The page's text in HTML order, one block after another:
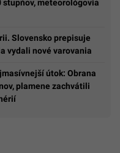
stupňov, meteorológovia
Slovensko prepisuje
vydali nové varovania
útok: Obrana
plamene zachvátili